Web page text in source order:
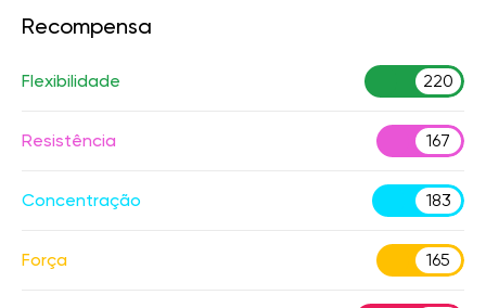
Recompensa
Flexibilidade 220
Resistência 167
Concentração 183
Força 165